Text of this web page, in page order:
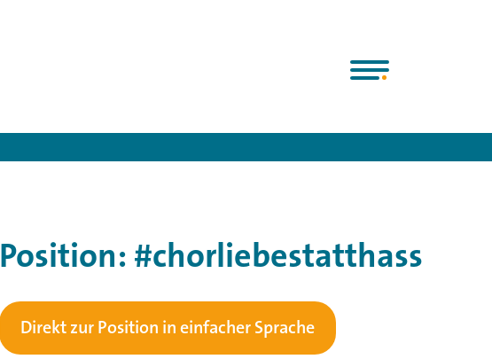
Position: #chorliebestatthass
Direkt zur Position in einfacher Sprache